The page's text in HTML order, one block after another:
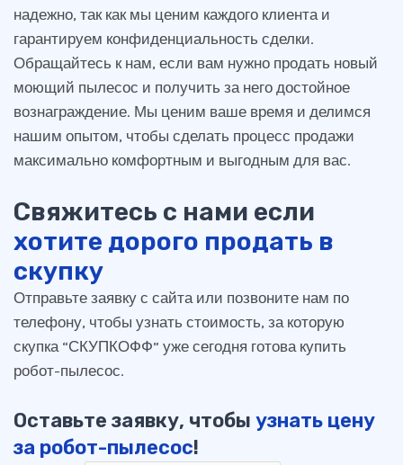
надежно, так как мы ценим каждого клиента и
гарантируем конфиденциальность сделки.
Обращайтесь к нам, если вам нужно продать новый
моющий пылесос и получить за него достойное
вознаграждение. Мы ценим ваше время и делимся
нашим опытом, чтобы сделать процесс продажи
максимально комфортным и выгодным для вас.
Свяжитесь с нами если
хотите дорого продать в
скупку
Отправьте заявку с сайта или позвоните нам по
телефону, чтобы узнать стоимость, за которую
скупка “СКУПКОФФ” уже сегодня готова купить
робот-пылесос.
Оставьте заявку, чтобы узнать цену
за робот-пылесос!